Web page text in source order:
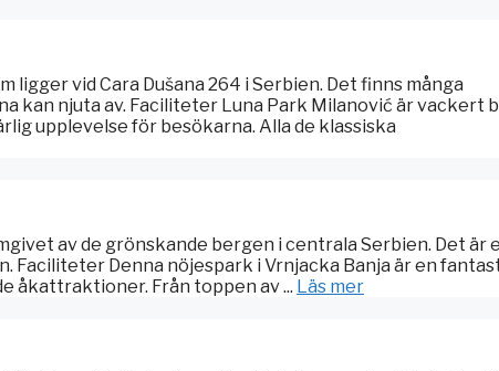
vid Cara Dušana 264 i Serbien. Det finns många
njuta av. Faciliteter Luna Park Milanović är vackert
upplevelse för besökarna. Alla de klassiska
av de grönskande bergen i centrala Serbien. Det är
Faciliteter Denna nöjespark i Vrnjacka Banja är en
åkattraktioner. Från toppen av ... Läs mer